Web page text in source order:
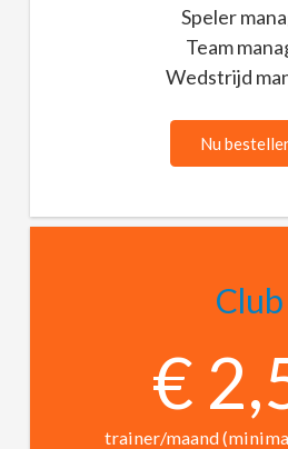
Speler
Team
Wedstrijd
Nu
Club
€
trainer/maand